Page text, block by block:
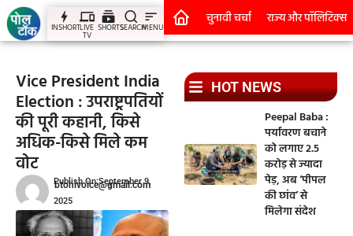
INSHORTLIVE
TV
SHORTSSEARCHMENU
चुनावी चर्चा राज्य और पॉलिटिक्स
Vice President India
Election : उपराष्ट्रपतियों
की पूरी कहानी, किसे
अधिक-किसे मिले कम
वोट
btohivoice@gmail.com
Publish On:September 9,
2025
HOT NEWS
Peepal Baba :
पर्यावरण बचाने
को लगाए 2.5
करोड़ से ज्यादा
पेड़, अब ‘पीपल
की छांव’ से
मिलेगा संदेश